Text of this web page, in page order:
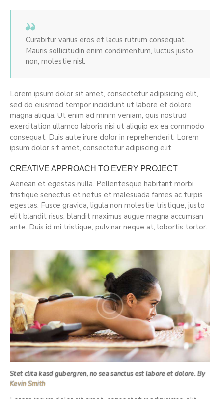
Curabitur varius eros et lacus rutrum consequat.
Mauris sollicitudin enim condimentum, luctus justo
non, molestie nisl.
Lorem ipsum dolor sit amet, consectetur adipisicing elit,
sed do eiusmod tempor incididunt ut labore et dolore
magna aliqua. Ut enim ad minim veniam, quis nostrud
exercitation ullamco laboris nisi ut aliquip ex ea commodo
consequat. Duis aute irure dolor in reprehenderit. Lorem
ipsum dolor sit amet, consectetur adipiscing elit.
CREATIVE APPROACH TO EVERY PROJECT
Aenean et egestas nulla. Pellentesque habitant morbi
tristique senectus et netus et malesuada fames ac turpis
egestas. Fusce gravida, ligula non molestie tristique, justo
elit blandit risus, blandit maximus augue magna accumsan
ante. Duis id mi tristique, pulvinar neque at, lobortis tortor.
Stet clita kasd gubergren, no sea sanctus est labore et dolore. By
Kevin Smith